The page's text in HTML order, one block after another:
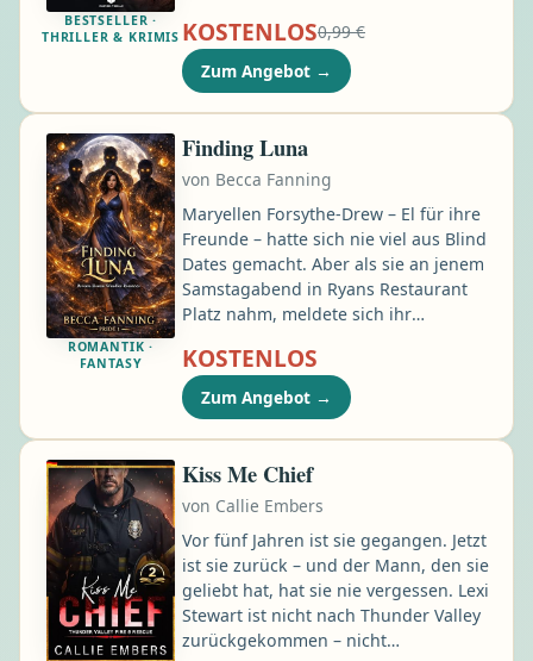
BESTSELLER ·
THRILLER & KRIMIS Zeit, an seinem neuen Krimi zu
arbeiten – nichts könnte schöner sein.
Doch dann wird Hartmuts Welt
erschüttert. Kurz nach der Ankunft
wird Nicole auf perfide Art und Weise
in der Ostsee ertränkt …
KOSTENLOS0,99 €
Zum Angebot →
ROMANTIK ·
FANTASY
Finding Luna
von Becca Fanning
Maryellen Forsythe-Drew – El für ihre
Freunde – hatte sich nie viel aus Blind
Dates gemacht. Aber als sie an jenem
Samstagabend in Ryans Restaurant
Platz nahm, meldete sich ihr
sie nicht ignorieren konnte. Ryan war
alles, was sie sich nicht erwartet hatte:
umwerfend, reich, ehrlich – und
trotzdem sah er sie auf eine Art an,
die sie zu vergessen ließ, was
Annabels ewig kritische Stimme ihr
über ihr Äußeres eingeflüstert hatte …
KOSTENLOS
Zum Angebot →
Kiss Me Chief
von Callie Embers
Vor fünf Jahren ist sie gegangen. Jetzt
ist sie zurück – und der Mann, den sie
geliebt hat, hat sie nie vergessen. Lexi
Stewart ist nicht nach Thunder Valley
zurückgekommen – nicht